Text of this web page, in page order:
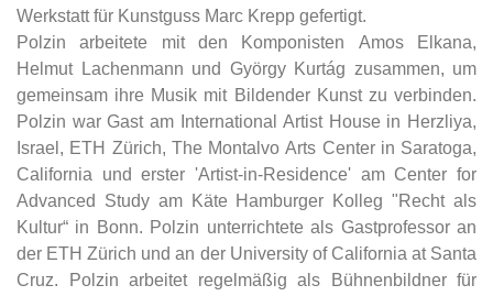
Werkstatt für Kunstguss Marc Krepp gefertigt.
Polzin arbeitete mit den Komponisten Amos Elkana,
Helmut Lachenmann und György Kurtág zusammen, um
gemeinsam ihre Musik mit Bildender Kunst zu verbinden.
Polzin war Gast am International Artist House in Herzliya,
Israel, ETH Zürich, The Montalvo Arts Center in Saratoga,
California und erster 'Artist-in-Residence' am Center for
Advanced Study am Käte Hamburger Kolleg "Recht als
Kultur“ in Bonn. Polzin unterrichtete als Gastprofessor an
der ETH Zürich und an der University of California at Santa
Cruz. Polzin arbeitet regelmäßig als Bühnenbildner für